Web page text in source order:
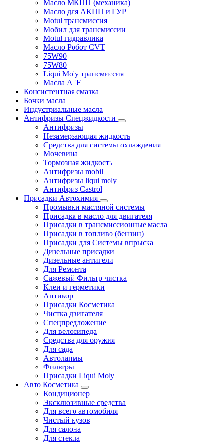
Масло МКПП (механика)
Масло для АКПП и ГУР
Motul трансмиссия
Мобил для трансмиссии
Motul гидравлика
Масло Робот CVT
75W90
75W80
Liqui Moly трансмиссия
Масла ATF
Консистентная смазка
Бочки масла
Индустриальные масла
Антифризы Спецжидкости
Антифризы
Незамерзающая жидкость
Средства для системы охлаждения
Мочевина
Тормозная жидкость
Антифризы mobil
Антифризы liqui moly
Антифриз Castrol
Присадки Автохимия
Промывки масляной системы
Присадка в масло для двигателя
Присадки в трансмиссионные масла
Присадки в топливо (бензин)
Присадки для Системы впрыска
Дизельные присадки
Дизельные антигели
Для Ремонта
Сажевый Фильтр чистка
Клеи и герметики
Антикор
Присадки Косметика
Чистка двигателя
Спецпредложение
Для велосипеда
Средства для оружия
Для сада
Автолапмы
Фильтры
Присадки Liqui Moly
Авто Косметика
Кондиционер
Эксклюзивные средства
Для всего автомобиля
Чистый кузов
Для салона
Для стекла